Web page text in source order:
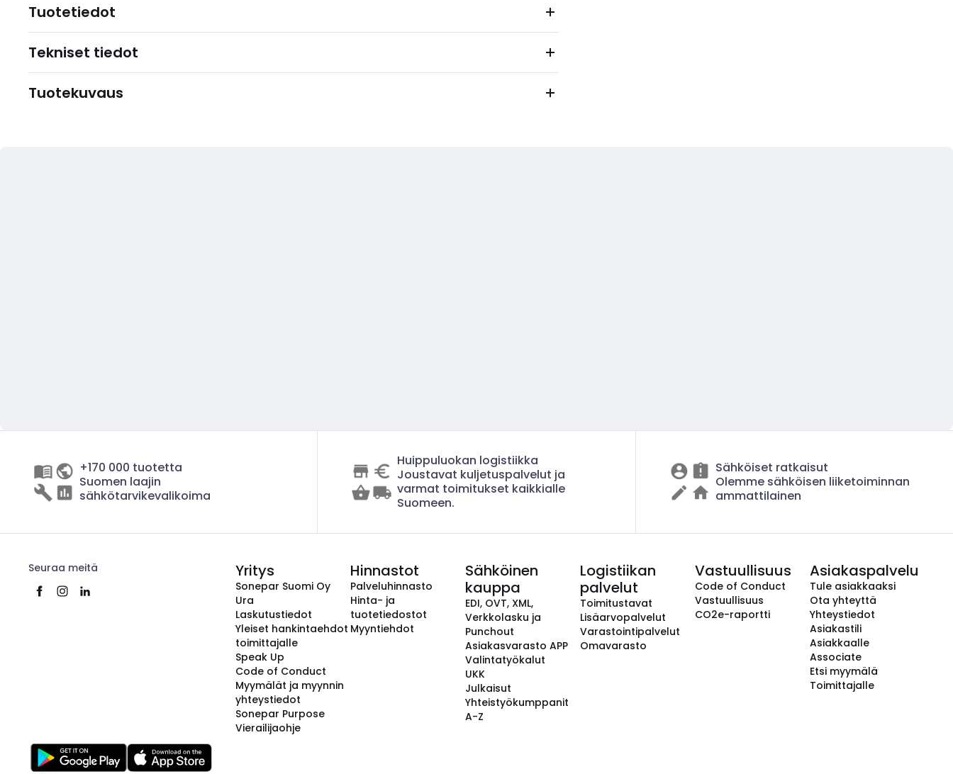
Tuotetiedot
Tekniset tiedot
Tuotekuvaus
+170 000 tuotetta
Suomen laajin
sähkötarvikevalikoima
Huippuluokan logistiikka
Joustavat kuljetuspalvelut ja
varmat toimitukset kaikkialle
Suomeen.
Sähköiset ratkaisut
Olemme sähköisen liiketoiminnan
ammattilainen
Seuraa meitä Yritys
Sonepar Suomi Oy
Ura
Laskutustiedot
Yleiset hankintaehdot
toimittajalle
Speak Up
Code of Conduct
Myymälät ja myynnin
yhteystiedot
Sonepar Purpose
Vierailijaohje
Hinnastot
Palveluhinnasto
Hinta- ja
tuotetiedostot
Myyntiehdot
Sähköinen
kauppa
EDI, OVT, XML,
Verkkolasku ja
Punchout
Asiakasvarasto APP
Valintatyökalut
UKK
Julkaisut
Yhteistyökumppanit
A-Z
Logistiikan
palvelut
Toimitustavat
Lisäarvopalvelut
Varastointipalvelut
Omavarasto
Vastuullisuus
Code of Conduct
Vastuullisuus
CO2e-raportti
Asiakaspalvelu
Tule asiakkaaksi
Ota yhteyttä
Yhteystiedot
Asiakastili
Asiakkaalle
Associate
Etsi myymälä
Toimittajalle